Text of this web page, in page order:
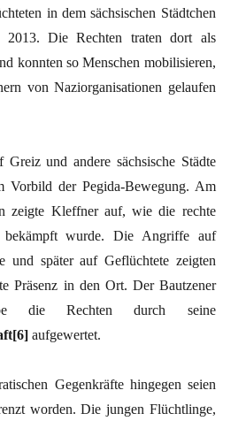
in dem sächsischen Städtchen
2013. Die Rechten traten dort als
konnten so Menschen mobilisieren,
von Naziorganisationen gelaufen
Greiz und andere sächsische Städte
Vorbild der Pegida-Bewegung. Am
zeigte Kleffner auf, wie die rechte
bekämpft wurde. Die Angriffe auf
und später auf Geflüchtete zeigten
Präsenz in den Ort. Der Bautzener
die Rechten durch seine
aufgewertet.
Gegenkräfte hingegen seien
worden. Die jungen Flüchtlinge,